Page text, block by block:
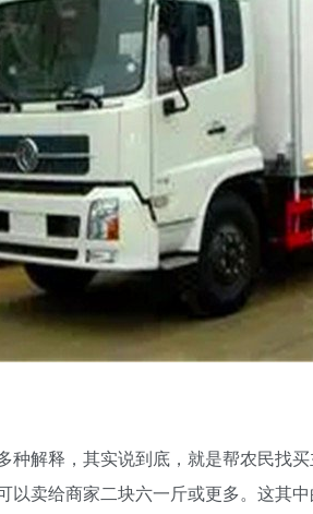
解释，其实说到底，就是帮农民找
以卖给商家二块六一斤或更多。这其